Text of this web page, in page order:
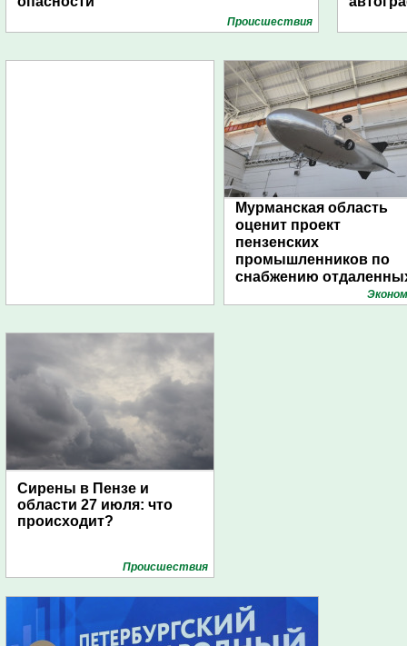
Проиcшествия
Мурманская область
оценит проект
пензенских
промышленников по
снабжению
поселений с помощью
Сирены в Пензе и
области 27 июля: что
происходит?
Проиcшествия